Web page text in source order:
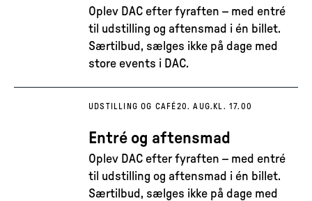
Oplev DAC efter fyraften – med entré
til udstilling og aftensmad i én billet.
Særtilbud, sælges ikke på dage med
store events i DAC.
UDSTILLING OG CAFÉ20. AUG. KL. 17.00
Entré og aftensmad
Oplev DAC efter fyraften – med entré
til udstilling og aftensmad i én billet.
Særtilbud, sælges ikke på dage med